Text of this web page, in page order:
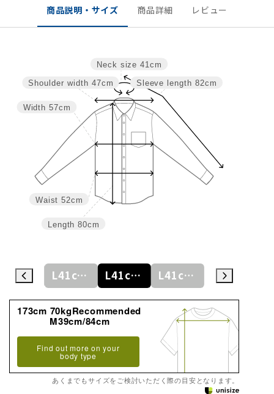
商品説明・サイズ 商品詳細 レビュー
Sleeve length 82cm
Neck size 41cm
Length 80cm
Waist 52cm
Width 57cm
Shoulder width 47cm
L41cm/78cm L41cm/80cm L41cm/82cm L41cm/84cm
173cm 70kgRecommended
M39cm/84cm
Find out more on your
body type
あくまでもサイズをご検討いただく際の目安となります。